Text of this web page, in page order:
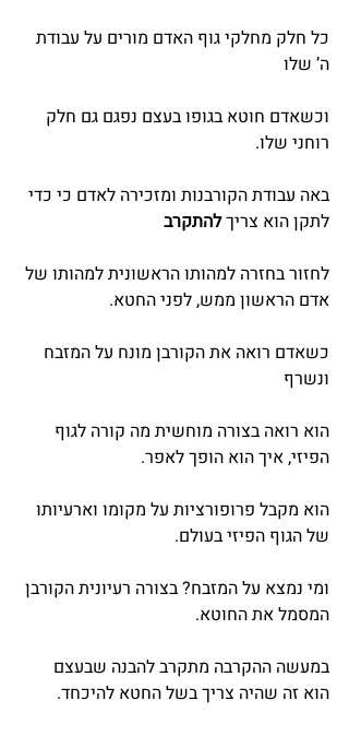
כל חלק מחלקי גוף האדם מורים על עבודת
ה’ שלו
וכשאדם חוטא בגופו בעצם נפגם גם חלק
רוחני שלו.
באה עבודת הקורבנות ומזכירה לאדם כי כדי
לתקן הוא צריך להתקרב
לחזור בחזרה למהותו הראשונית למהותו של
אדם הראשון ממש, לפני החטא.
כשאדם רואה את הקורבן מונח על המזבח
ונשרף
הוא רואה בצורה מוחשית מה קורה לגוף
הפיזי, איך הוא הופך לאפר.
הוא מקבל פרופורציות על מקומו וארעיותו
של הגוף הפיזי בעולם.
ומי נמצא על המזבח? בצורה רעיונית הקורבן
המסמל את החוטא.
במעשה ההקרבה מתקרב להבנה שבעצם
הוא זה שהיה צריך בשל החטא להיכחד.